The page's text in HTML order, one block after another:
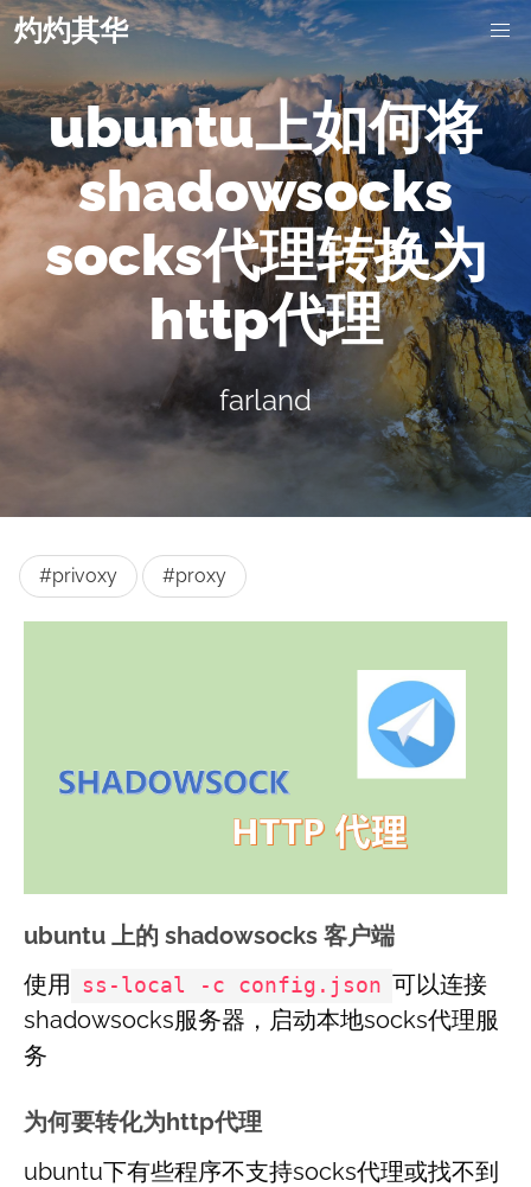
灼灼其华
ubuntu上如何将
shadowsocks
socks代理转换为
http代理
farland
#privoxy #proxy
ubuntu 上的 shadowsocks 客户端
使用 ss-local -c config.json 可以连接
shadowsocks服务器，启动本地socks代理服
务
为何要转化为http代理
ubuntu下有些程序不支持socks代理或找不到